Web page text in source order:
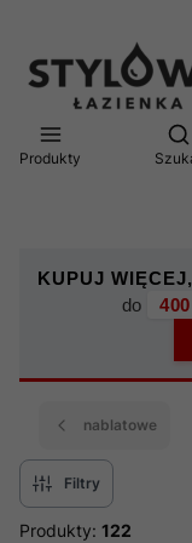
Produkty
KUPUJ
do
400
nablatowe
Filtry
Produkty: 122